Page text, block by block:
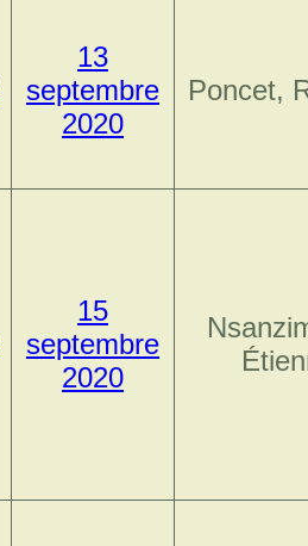
13
septembre
2020
Poncet,
15
septembre
2020